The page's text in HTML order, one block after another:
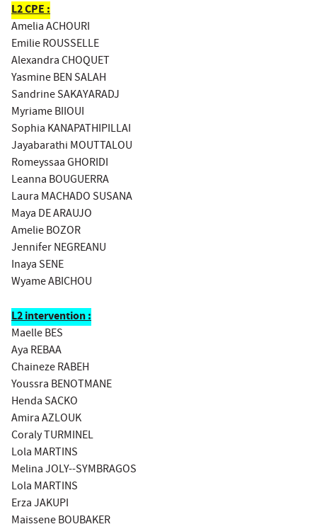
L2 CPE :
Amelia ACHOURI
Emilie ROUSSELLE
Alexandra CHOQUET
Yasmine BEN SALAH
Sandrine SAKAYARADJ
Myriame BIIOUI
Sophia KANAPATHIPILLAI
Jayabarathi MOUTTALOU
Romeyssaa GHORIDI
Leanna BOUGUERRA
Laura MACHADO SUSANA
Maya DE ARAUJO
Amelie BOZOR
Jennifer NEGREANU
Inaya SENE
Wyame ABICHOU
L2 intervention :
Maelle BES
Aya REBAA
Chaineze RABEH
Youssra BENOTMANE
Henda SACKO
Amira AZLOUK
Coraly TURMINEL
Lola MARTINS
Melina JOLY--SYMBRAGOS
Lola MARTINS
Erza JAKUPI
Maissene BOUBAKER